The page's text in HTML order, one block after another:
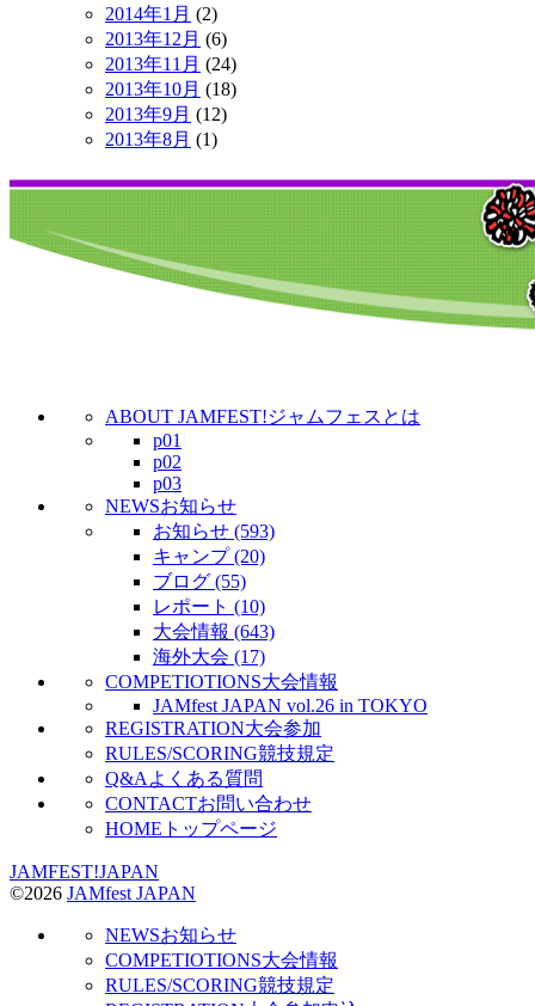
2014年1月 (2)
2013年12月 (6)
2013年11月 (24)
2013年10月 (18)
2013年9月 (12)
2013年8月 (1)
ABOUT JAMFEST!ジャムフェスとは
p01
p02
p03
NEWSお知らせ
お知らせ (593)
キャンプ (20)
ブログ (55)
レポート (10)
大会情報 (643)
海外大会 (17)
COMPETIOTIONS大会情報
JAMfest JAPAN vol.26 in TOKYO
REGISTRATION大会参加
RULES/SCORING競技規定
Q&A よくある質問
CONTACTお問い合わせ
HOME トップページ
JAMFEST!JAPAN
©2026 JAMfest JAPAN
NEWSお知らせ
COMPETIOTIONS大会情報
RULES/SCORING競技規定